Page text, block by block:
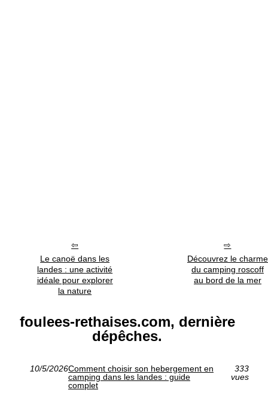
Le canoë dans les
landes : une activité
idéale pour explorer
la nature
Découvrez le charme
du camping roscoff
au bord de la mer
foulees-rethaises.com, dernière
dépêches.
10/5/2026Comment choisir son hebergement en
camping dans les landes : guide
complet
333
vues